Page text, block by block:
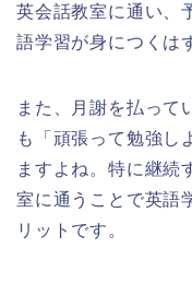
英会話教室に通い、
語学習が身につくは
また、月謝を払って
も「頑張って勉強し
ますよね。特に継続
室に通うことで英語
リットです。